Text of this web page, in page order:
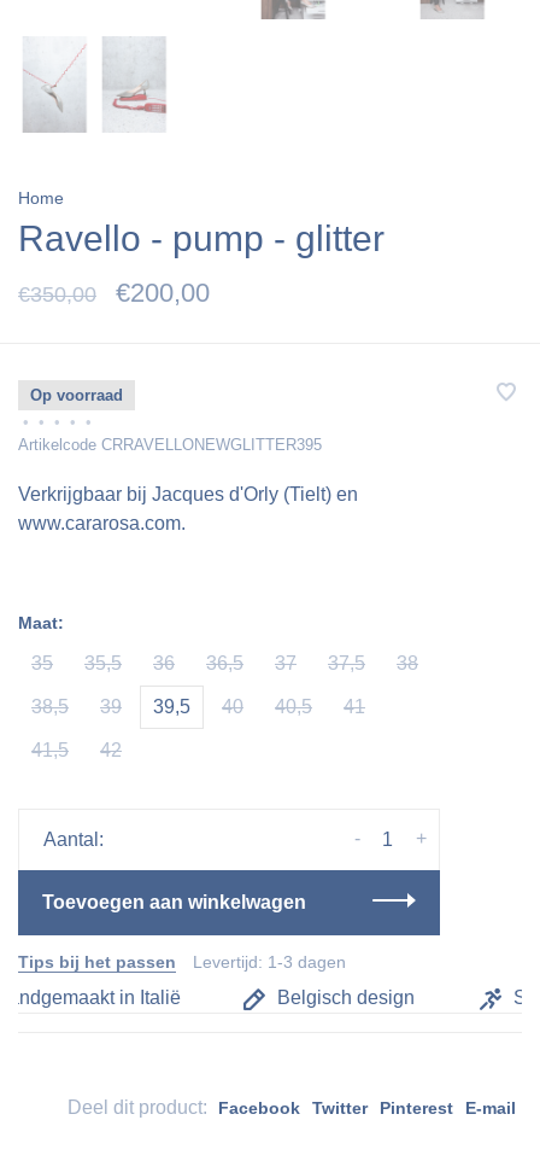
Home
Ravello - pump - glitter
€350,00 €200,00
Op voorraad
•
• • •
•
Artikelcode CRRAVELLONEWGLITTER395
Verkrijgbaar bij Jacques d'Orly (Tielt) en
www.cararosa.com.
Maat:
35 35,5 36 36,5 37 37,5 38
38,5 39 39,5 40 40,5 41
41,5 42
Aantal: +
-
Toevoegen aan winkelwagen
Tips bij het passen Levertijd: 1-3 dagen
in Italië Belgisch design
Deel dit product: Facebook Twitter Pinterest E-mail